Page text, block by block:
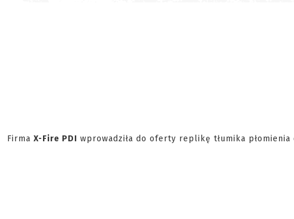
Firma X-Fire PDI wprowadziła do oferty replikę tłumika płomienia